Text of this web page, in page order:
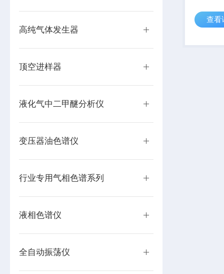
高纯气体发生器
顶空进样器
液化气中二甲醚分析仪
变压器油色谱仪
行业专用气相色谱系列
液相色谱仪
全自动振荡仪
油中H2
成分。
查看